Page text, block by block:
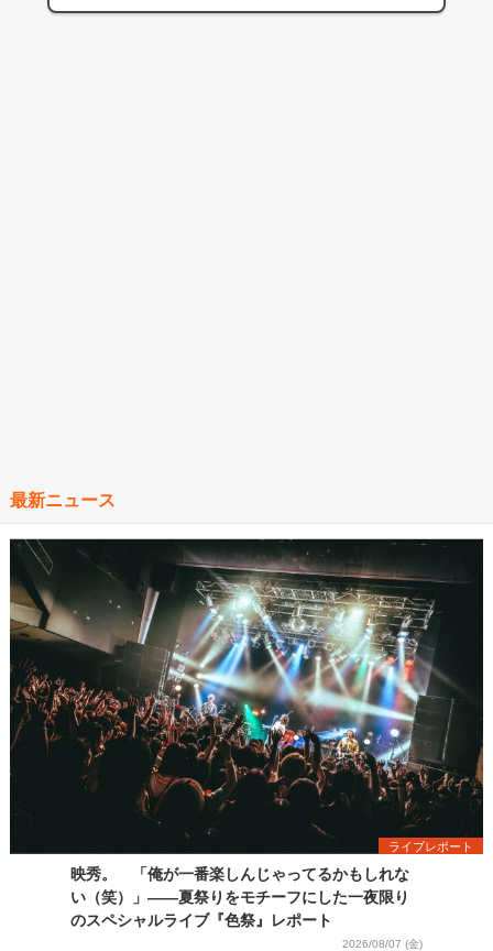
最新ニュース
ライブレポート
映秀。 「俺が一番楽しんじゃってるかもしれな
い（笑）」――夏祭りをモチーフにした一夜限り
のスペシャルライブ『色祭』レポート
2026/08/07 (金)